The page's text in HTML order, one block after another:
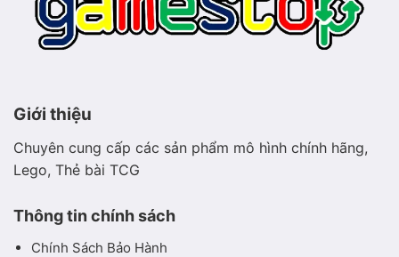
Giới thiệu
Chuyên cung cấp các sản phẩm mô hình chính hãng,
Lego, Thẻ bài TCG
Thông tin chính sách
Chính Sách Bảo Hành